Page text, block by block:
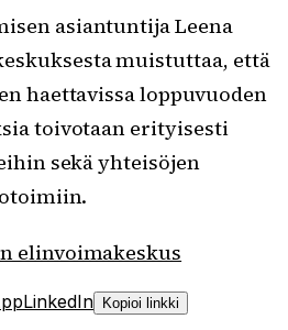
asiantuntija Leena
muistuttaa, että
haettavissa loppuvuoden
toivotaan erityisesti
sekä yhteisöjen
elinvoimakeskus
LinkedIn Kopioi linkki